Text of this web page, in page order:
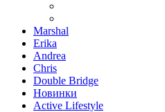
Marshal
Erika
Andrea
Chris
Double Bridge
Новинки
Active Lifestyle